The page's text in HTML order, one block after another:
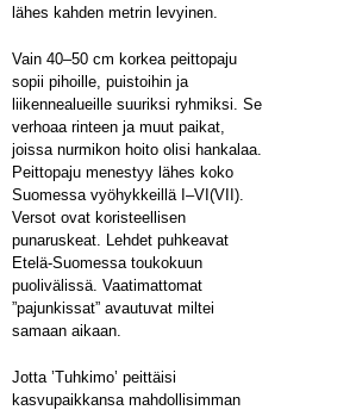
lähes kahden metrin levyinen.
Vain 40–50 cm korkea peittopaju
sopii pihoille, puistoihin ja
liikennealueille suuriksi ryhmiksi. Se
verhoaa rinteen ja muut paikat,
joissa nurmikon hoito olisi hankalaa.
Peittopaju menestyy lähes koko
Suomessa vyöhykkeillä I–VI(VII).
Versot ovat koristeellisen
punaruskeat. Lehdet puhkeavat
Etelä-Suomessa toukokuun
puolivälissä. Vaatimattomat
”pajunkissat” avautuvat miltei
samaan aikaan.
Jotta ’Tuhkimo’ peittäisi
kasvupaikkansa mahdollisimman